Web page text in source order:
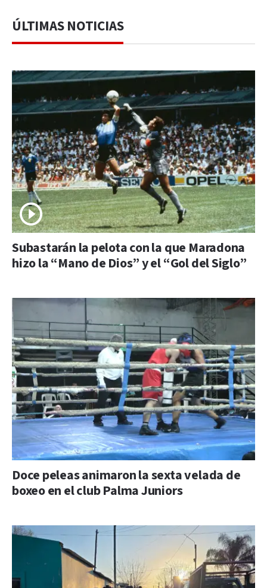
ÚLTIMAS NOTICIAS
Subastarán la pelota con la que Maradona
hizo la “Mano de Dios” y el “Gol del Siglo”
Doce peleas animaron la sexta velada de
boxeo en el club Palma Juniors